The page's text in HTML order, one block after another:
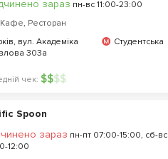
зараз пн-вс 11:00-23:00
Кафе, Ресторан
вул. Академіка
303а
Студентська
чек: $$$$
Spoon
зараз пн-пт 07:00-15:00, сб-вс
12:00